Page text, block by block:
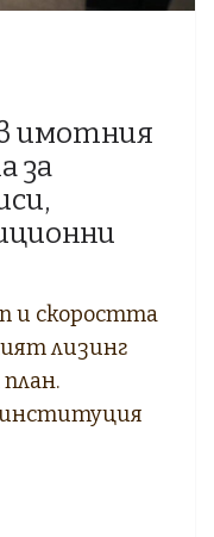
имотния
за
и скоростта
лизинг